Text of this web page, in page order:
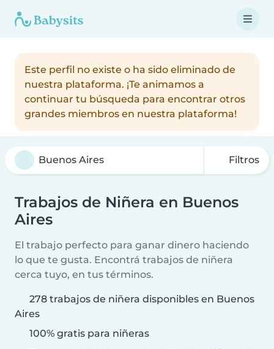
Este perfil no existe o ha sido eliminado de
nuestra plataforma. ¡Te animamos a
continuar tu búsqueda para encontrar otros
grandes miembros en nuestra plataforma!
Filtros
Trabajos de Niñera en Buenos
Aires
El trabajo perfecto para ganar dinero haciendo
lo que te gusta. Encontrá trabajos de niñera
cerca tuyo, en tus términos.
278 trabajos de niñera disponibles en Buenos
Aires
100% gratis para niñeras